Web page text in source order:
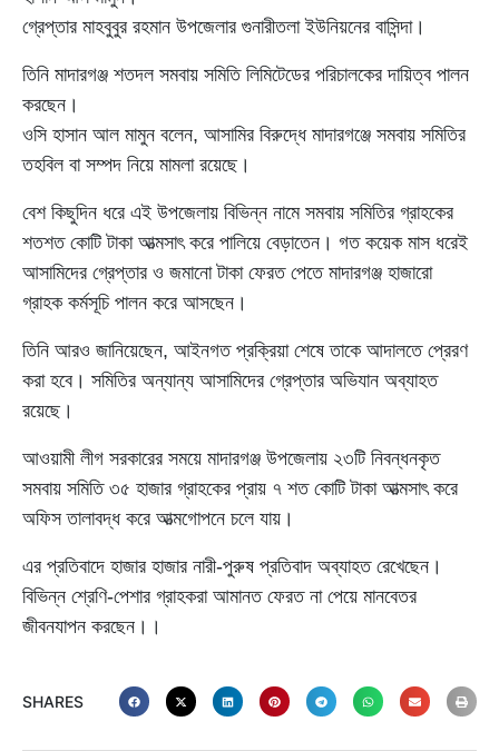
গ্রেপ্তার মাহবুবুর রহমান উপজেলার গুনারীতলা ইউনিয়নের বাসিন্দা।
তিনি মাদারগঞ্জ শতদল সমবায় সমিতি লিমিটেডের পরিচালকের দায়িত্ব পালন
করছেন।
ওসি হাসান আল মামুন বলেন, আসামির বিরুদ্ধে মাদারগঞ্জে সমবায় সমিতির
তহবিল বা সম্পদ নিয়ে মামলা রয়েছে।
বেশ কিছুদিন ধরে এই উপজেলায় বিভিন্ন নামে সমবায় সমিতির গ্রাহকের
শতশত কোটি টাকা আত্মসাৎ করে পালিয়ে বেড়াতেন। গত কয়েক মাস ধরেই
আসামিদের গ্রেপ্তার ও জমানো টাকা ফেরত পেতে মাদারগঞ্জ হাজারো
গ্রাহক কর্মসূচি পালন করে আসছেন।
তিনি আরও জানিয়েছেন, আইনগত প্রক্রিয়া শেষে তাকে আদালতে প্রেরণ
করা হবে। সমিতির অন্যান্য আসামিদের গ্রেপ্তার অভিযান অব্যাহত
রয়েছে।
আওয়ামী লীগ সরকারের সময়ে মাদারগঞ্জ উপজেলায় ২৩টি নিবন্ধনকৃত
সমবায় সমিতি ৩৫ হাজার গ্রাহকের প্রায় ৭ শত কোটি টাকা আত্মসাৎ করে
অফিস তালাবদ্ধ করে আত্মগোপনে চলে যায়।
এর প্রতিবাদে হাজার হাজার নারী-পুরুষ প্রতিবাদ অব্যাহত রেখেছেন।
বিভিন্ন শ্রেণি-পেশার গ্রাহকরা আমানত ফেরত না পেয়ে মানবেতর
জীবনযাপন করছেন।।
SHARES